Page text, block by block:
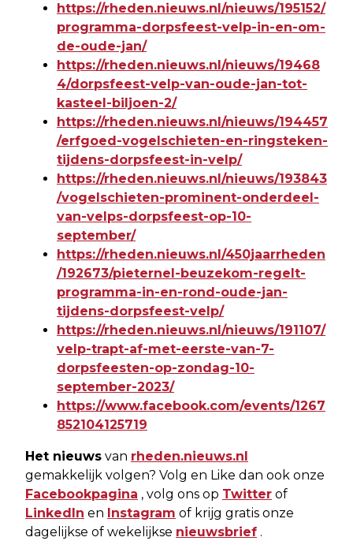
https://rheden.nieuws.nl/nieuws/195152/
programma-dorpsfeest-velp-in-en-om-
de-oude-jan/
https://rheden.nieuws.nl/nieuws/19468
4/dorpsfeest-velp-van-oude-jan-tot-
kasteel-biljoen-2/
https://rheden.nieuws.nl/nieuws/194457
/erfgoed-vogelschieten-en-ringsteken-
tijdens-dorpsfeest-in-velp/
https://rheden.nieuws.nl/nieuws/193843
/vogelschieten-prominent-onderdeel-
van-velps-dorpsfeest-op-10-
september/
https://rheden.nieuws.nl/450jaarrheden
/192673/pieternel-beuzekom-regelt-
programma-in-en-rond-oude-jan-
tijdens-dorpsfeest-velp/
https://rheden.nieuws.nl/nieuws/191107/
velp-trapt-af-met-eerste-van-7-
dorpsfeesten-op-zondag-10-
september-2023/
https://www.facebook.com/events/1267
852104125719
Het nieuws van rheden.nieuws.nl
gemakkelijk volgen? Volg en Like dan ook onze
Facebookpagina , volg ons op Twitter of
LinkedIn en Instagram of krijg gratis onze
dagelijkse of wekelijkse nieuwsbrief .